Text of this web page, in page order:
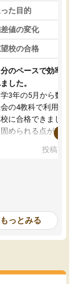
た目的
値の変化
校の合格
のペースで効率よく
した。
3年の5月から数学・
の4教科で利用し、
に合格できました。
められる点が魅力で
目のおかげで、手軽
が可視化されるので
ながら意欲的に取り組
効果を実感している
できる塾です。
投稿日：
っとみる